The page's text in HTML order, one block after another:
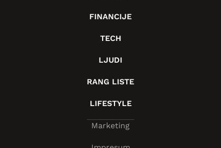
FINANCIJE
TECH
LJUDI
RANG LISTE
LIFESTYLE
Marketing